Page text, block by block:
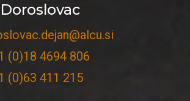
(0)18 4694 806
(0)63 411 215